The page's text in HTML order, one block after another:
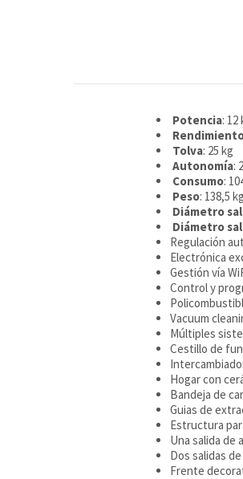
Potencia: 12
Tolva: 25 kg
Autonomía:
Consumo:
Peso: 138,5 kg
Diámetro
Diámetro
Regulación
Electrónica
Gestión vía
Control y
Vacuum
Múltiples
Cestillo de
Hogar con
Bandeja de
Guias de
Estructura
Una salida de
Dos salidas
Frente